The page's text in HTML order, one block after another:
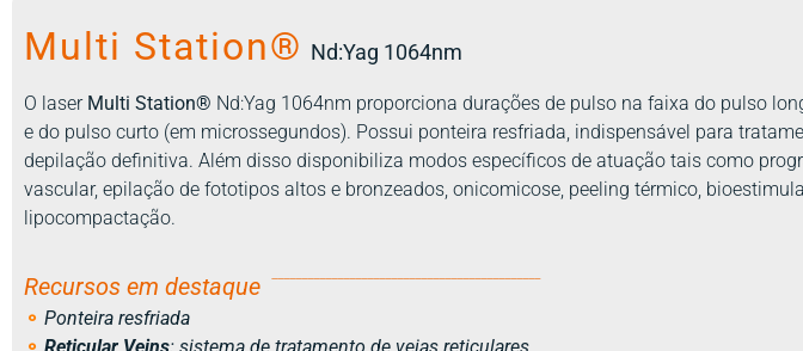
Multi Station® Nd:Yag 1064nm
O laser Multi Station® Nd:Yag 1064nm proporciona durações de pulso na faixa do pulso
e do pulso curto (em microssegundos). Possui ponteira resfriada, indispensável para
depilação definitiva. Além disso disponibiliza modos específicos de atuação tais como
vascular, epilação de fototipos altos e bronzeados, onicomicose, peeling térmico,
lipocompactação.
Recursos em destaque
⚬ Ponteira resfriada
⚬ Reticular Veins: sistema de tratamento de veias reticulares